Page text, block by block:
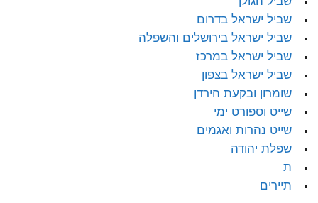
שביל ישראל בדרום
שביל ישראל בירושלים והשפלה
שביל ישראל במרכז
שביל ישראל בצפון
שומרון ובקעת הירדן
שייט וספורט ימי
שייט נהרות ואגמים
שפלת יהודה
ת
תיירים